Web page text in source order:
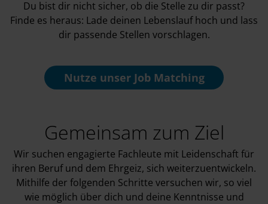
Du bist dir nicht sicher, ob die Stelle zu dir passt?
Finde es heraus: Lade deinen Lebenslauf hoch und lass
dir passende Stellen vorschlagen.
Nutze unserJob Matching
Gemeinsam zum Ziel
Wir suchen engagierte Fachleute mit Leidenschaft für
ihren Beruf und dem Ehrgeiz, sich weiterzuentwickeln.
Mithilfe der folgenden Schritte versuchen wir, so viel
wie möglich über dich und deine Kenntnisse und